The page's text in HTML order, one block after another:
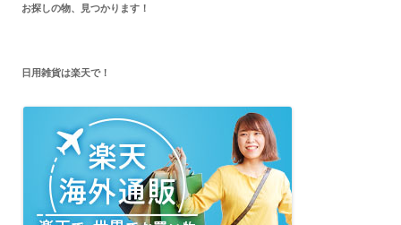
お探しの物、見つかります！
日用雑貨は楽天で！